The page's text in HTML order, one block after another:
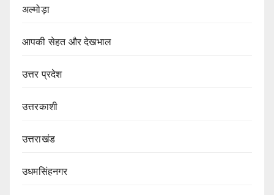
अल्मोड़ा
आपकी सेहत और देखभाल
उत्तर प्रदेश
उत्तरकाशी
उत्तराखंड
उधमसिंहनगर